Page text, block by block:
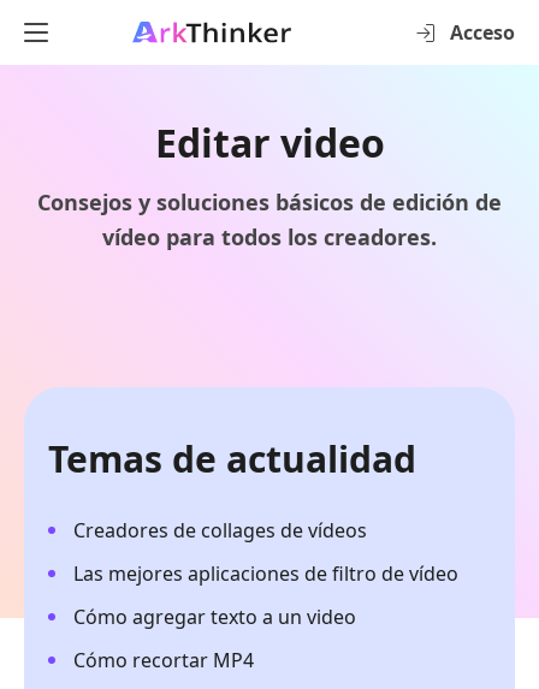
Acceso
Editar video
Consejos y soluciones básicos de edición de
vídeo para todos los creadores.
Temas de actualidad
Creadores de collages de vídeos
Las mejores aplicaciones de filtro de vídeo
Cómo agregar texto a un video
Cómo recortar MP4